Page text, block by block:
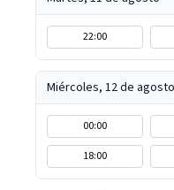
22:00
Miércoles, 12 de agosto
00:00
18:00